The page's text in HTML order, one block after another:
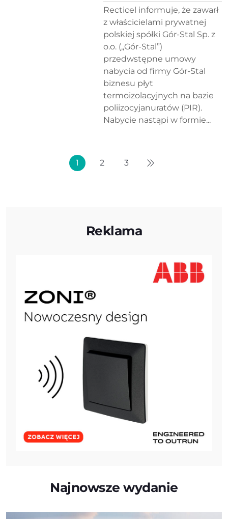
Recticel informuje, że zawarł
z właścicielami prywatnej
polskiej spółki Gór-Stal Sp. z
o.o. („Gór-Stal”)
przedwstępne umowy
nabycia od firmy Gór-Stal
biznesu płyt
termoizolacyjnych na bazie
poliizocyjanuratów (PIR).
Nabycie nastąpi w formie...
1 2 3
Reklama
Najnowsze wydanie